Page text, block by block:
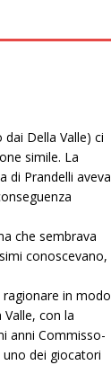
Della Valle) ci
simile. La
di Prandelli aveva
che sembrava
conoscevano,
in modo
con la
anni Commisso-
dei giocatori